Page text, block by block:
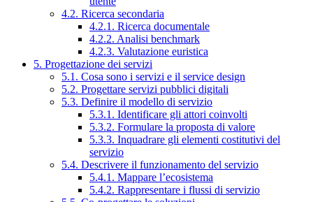
4.2. Ricerca secondaria
4.2.1. Ricerca documentale
4.2.2. Analisi benchmark
4.2.3. Valutazione euristica
5. Progettazione dei servizi
5.1. Cosa sono i servizi e il service design
5.2. Progettare servizi pubblici digitali
5.3. Definire il modello di servizio
5.3.1. Identificare gli attori coinvolti
5.3.2. Formulare la proposta di valore
5.3.3. Inquadrare gli elementi costitutivi del
servizio
5.4. Descrivere il funzionamento del servizio
5.4.1. Mappare l’ecosistema
5.4.2. Rappresentare i flussi di servizio